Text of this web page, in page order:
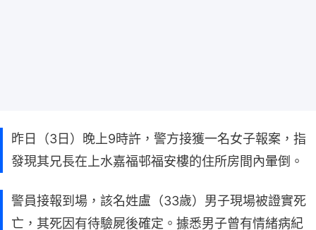
昨日（3日）晚上9時許，警方接獲一名女子報案，指
發現其兄長在上水嘉福邨福安樓的住所房間內暈倒。
警員接報到場，該名姓盧（33歲）男子現場被證實死
亡，其死因有待驗屍後確定。據悉男子曾有情緒病紀